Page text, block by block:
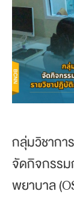
กลุ่มวิชากา
จัดกิจกรรม
พยาบาล